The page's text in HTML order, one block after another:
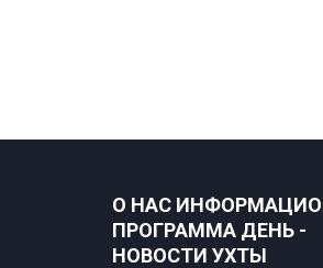
О НАС
ПРОГРАММА ДЕНЬ -
НОВОСТИ УХТЫ